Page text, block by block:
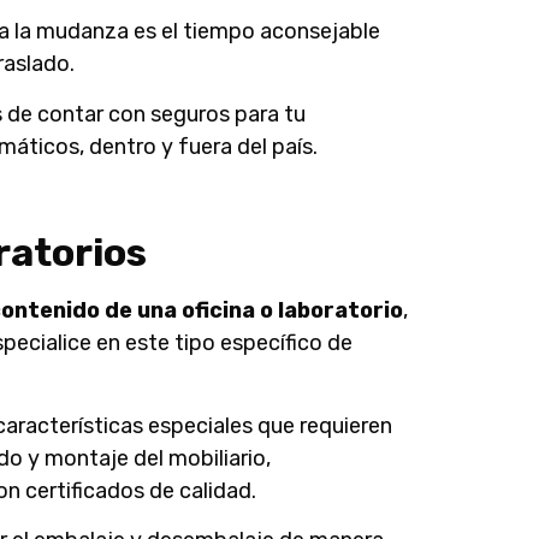
la mudanza es el tiempo aconsejable
contar con seguros para tu
dentro y fuera del país.
de una oficina o laboratorio,
en este tipo específico de
especiales que requieren
y montaje del mobiliario,
certificados de calidad.